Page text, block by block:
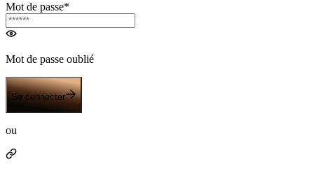
Mot de passe*
Mot de passe oublié
Se connecter
ou